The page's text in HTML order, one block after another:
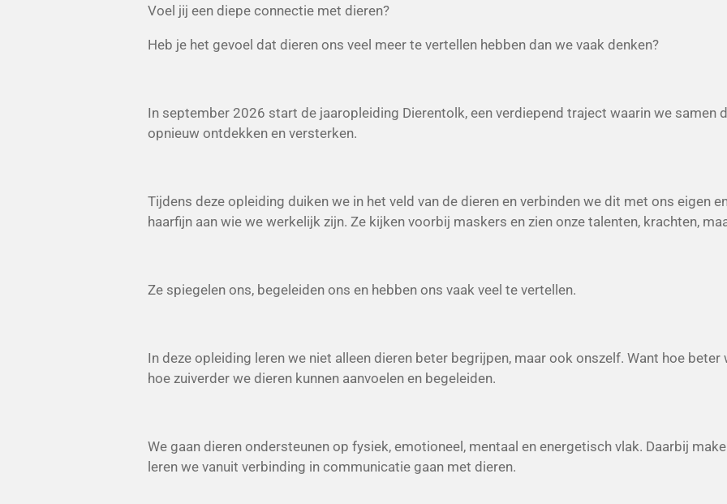
Voel jij een diepe connectie met dieren?
Heb je het gevoel dat dieren ons veel meer te vertellen hebben dan we vaak denken?
In september 2026 start de jaaropleiding Dierentolk, een verdiepend traject waarin we samen
opnieuw ontdekken en versterken.
Tijdens deze opleiding duiken we in het veld van de dieren en verbinden we dit met ons eigen
haarfijn aan wie we werkelijk zijn. Ze kijken voorbij maskers en zien onze talenten, krachten,
Ze spiegelen ons, begeleiden ons en hebben ons vaak veel te vertellen.
In deze opleiding leren we niet alleen dieren beter begrijpen, maar ook onszelf. Want hoe beter
hoe zuiverder we dieren kunnen aanvoelen en begeleiden.
We gaan dieren ondersteunen op fysiek, emotioneel, mentaal en energetisch vlak. Daarbij
leren we vanuit verbinding in communicatie gaan met dieren.